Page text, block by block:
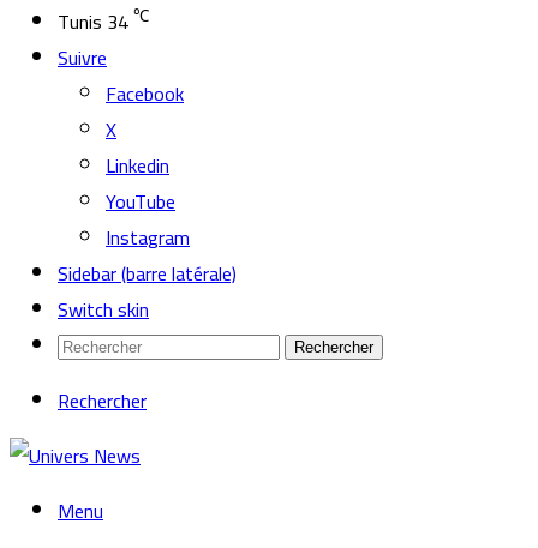
Tunis 34℃
Suivre
Facebook
X
Linkedin
YouTube
Instagram
Sidebar (barre latérale)
Switch skin
Rechercher
Rechercher
Menu